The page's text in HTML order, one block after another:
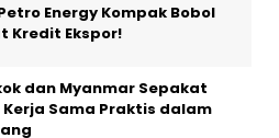
Energy Kompak Bobol
Kredit Ekspor!
dan Myanmar Sepakat
Sama Praktis dalam